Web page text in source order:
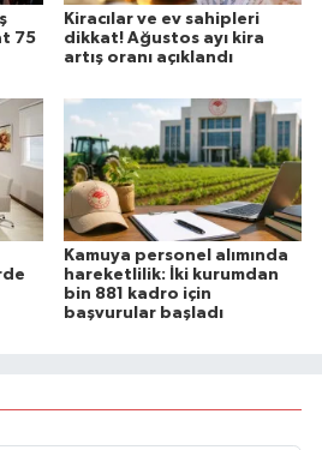
75
Kiracılar ve ev sahipleri
dikkat! Ağustos ayı kira
artış oranı açıklandı
Kamuya personel alımında
hareketlilik: İki kurumdan
bin 881 kadro için
başvurular başladı